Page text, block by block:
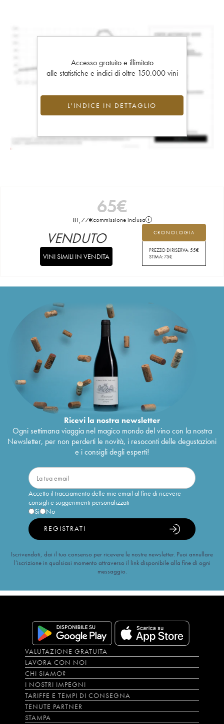
Accesso gratuito e illimitato
alle statistiche e indici di oltre 150.000 vini
L'INDICE IN DETTAGLIO
65€
81,77€commissione inclusa
CRONOLOGIA
PREZZO DI RISERVA:55€
STIMA:75€
VENDUTO
VINI SIMILI IN VENDITA
Ricevi la nostra newsletter
Ogni settimana viaggia nel magico mondo del vino con la nostra
Newsletter, per non perderti le novità, i resoconti delle degustazioni
e i consigli degli esperti!
Accetto il tracciamento delle mie email al fine di ricevere
consigli e suggerimenti personalizzati
Sì
No
REGISTRATI
Iscrivendoti, dai il tuo consenso per ricevere le nostre newsletter. Puoi annullare
l’iscrizione in qualsiasi momento attraverso il link disponibile alla fine di ogni
messaggio.
VALUTAZIONE GRATUITA
LAVORA CON NOI
CHI SIAMO?
I NOSTRI IMPEGNI
TARIFFE E TEMPI DI CONSEGNA
TENUTE PARTNER
STAMPA